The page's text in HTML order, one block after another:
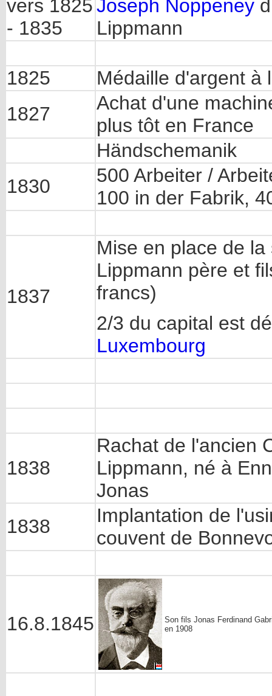
vers 1825
- 1835
Joseph Noppeney
Lippmann
1825
Médaille d'argent à
1827
Achat d'une
plus tôt en France
Händschemanik
1830
500 Arbeiter /
100 in der Fabrik,
1837
Mise en place de
Lippmann père et
francs)
2/3 du capital est
Luxembourg
1838
Rachat de l'ancien
Lippmann, né à
Jonas
1838
Implantation de
couvent de
16.8.1845
Son fils Jonas Ferdinand
en 1908